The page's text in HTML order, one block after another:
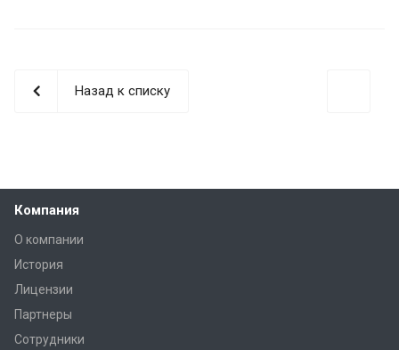
Назад к списку
Компания
О компании
История
Лицензии
Партнеры
Сотрудники